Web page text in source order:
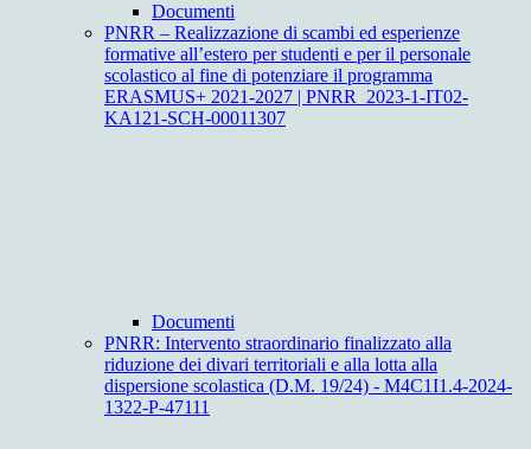
Documenti
PNRR – Realizzazione di scambi ed esperienze
formative all’estero per studenti e per il personale
scolastico al fine di potenziare il programma
ERASMUS+ 2021-2027 | PNRR_2023-1-IT02-
KA121-SCH-00011307
Documenti
PNRR: Intervento straordinario finalizzato alla
riduzione dei divari territoriali e alla lotta alla
dispersione scolastica (D.M. 19/24) - M4C1I1.4-2024-
1322-P-47111